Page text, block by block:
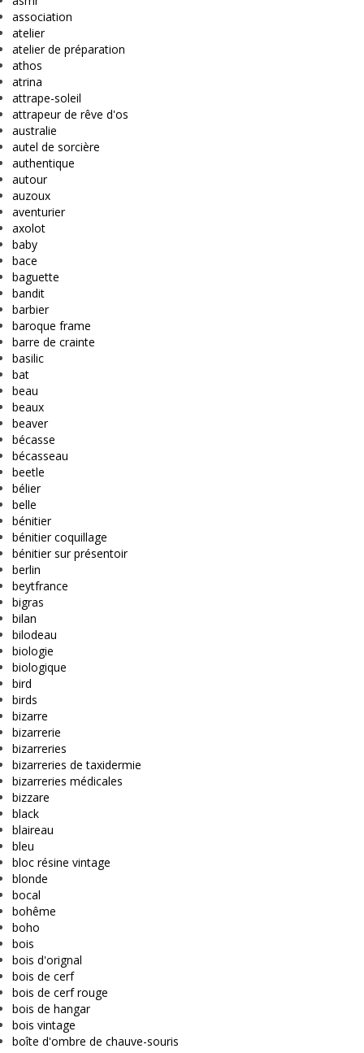
association
atelier
atelier de préparation
athos
atrina
attrape-soleil
attrapeur de rêve d'os
australie
autel de sorcière
authentique
autour
auzoux
aventurier
axolot
baby
bace
baguette
bandit
barbier
baroque frame
barre de crainte
basilic
bat
beau
beaux
beaver
bécasse
bécasseau
beetle
bélier
belle
bénitier
bénitier coquillage
bénitier sur présentoir
berlin
beytfrance
bigras
bilan
bilodeau
biologie
biologique
bird
birds
bizarre
bizarrerie
bizarreries
bizarreries de taxidermie
bizarreries médicales
bizzare
black
blaireau
bleu
bloc résine vintage
blonde
bocal
bohême
boho
bois
bois d'orignal
bois de cerf
bois de cerf rouge
bois de hangar
bois vintage
boîte d'ombre de chauve-souris